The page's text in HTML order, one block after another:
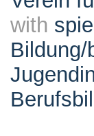
with
Bildung/